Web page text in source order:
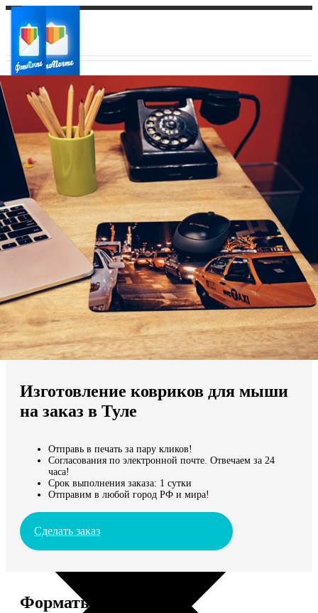
Ваш город:
Ваш регион доставки
Выберите из списка:
Мы доставляем по всему миру
Продолжить без города
Изготовление ковриков для мыши
на заказ в Туле
Отправь в печать за пару кликов!
Согласования по электронной почте. Отвечаем за 24
часа!
Срок выполнения заказа: 1 сутки
Отправим в любой город РФ и мира!
Сделать заказ
Форматы и цены